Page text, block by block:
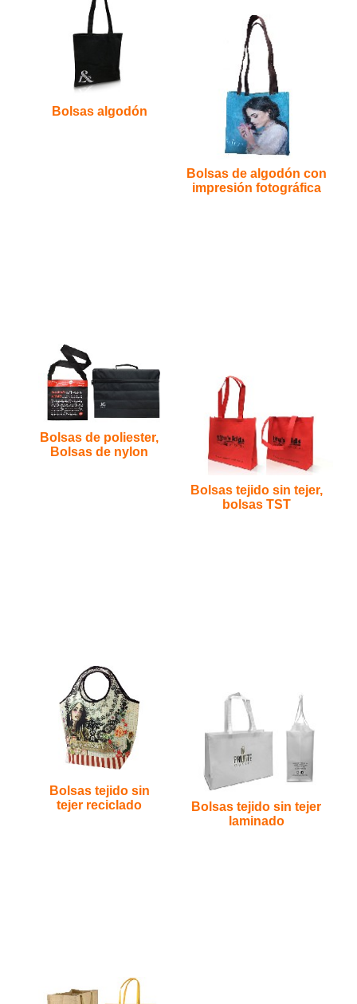
Bolsas algodón
Bolsas de algodón con
impresión fotográfica
Bolsas de poliester,
Bolsas de nylon
Bolsas tejido sin tejer,
bolsas TST
Bolsas tejido sin
tejer reciclado
Bolsas tejido sin tejer
laminado